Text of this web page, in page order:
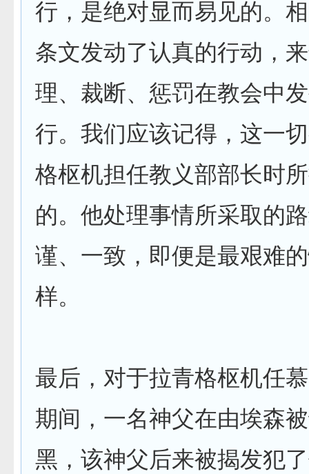
行，是绝对显而易见的。
条文发动了认真的行动，
理、裁断、惩罚在教会中
行。我们应该记得，这一
格枢机担任教义部部长时
的。他处理事情所采取的
谨、一致，即便是最艰难
样。
最后，对于拉青格枢机任
期间，一名神父在由埃森
黑，该神父后来被揭发犯